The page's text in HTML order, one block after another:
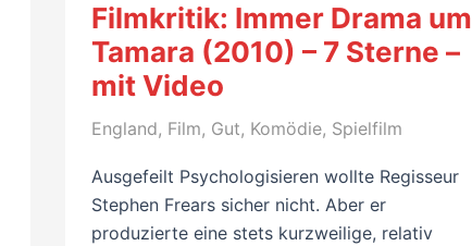
Fest
(2018)
–
Sterne
–
mit
Video
Filmkritik: Immer Drama um
Tamara (2010) – 7 Sterne –
mit Video
England, Film, Gut, Komödie, Spielfilm
Ausgefeilt Psychologisieren wollte Regisseur
Stephen Frears sicher nicht. Aber er
produzierte eine stets kurzweilige, relativ